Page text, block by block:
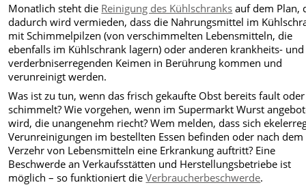
Monatlich steht die Reinigung des Kühlschranks auf dem Plan,
dadurch wird vermieden, dass die Nahrungsmittel im
mit Schimmelpilzen (von verschimmelten Lebensmitteln, die
ebenfalls im Kühlschrank lagern) oder anderen krankheits- und
verderbniserregenden Keimen in Berührung kommen und
verunreinigt werden.
Was ist zu tun, wenn das frisch gekaufte Obst bereits fault oder
schimmelt? Wie vorgehen, wenn im Supermarkt Wurst
wird, die unangenehm riecht? Wem melden, dass sich
Verunreinigungen im bestellten Essen befinden oder nach dem
Verzehr von Lebensmitteln eine Erkrankung auftritt? Eine
Beschwerde an Verkaufsstätten und Herstellungsbetriebe ist
möglich – so funktioniert dieVerbraucherbeschwerde.